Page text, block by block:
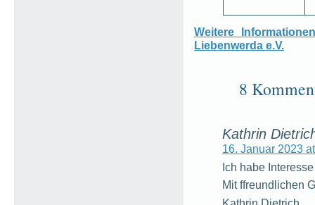
Weitere
Liebenwerda e.V.
8
Kathrin
16. Januar 2023
Ich habe
Mit ffreundlichen